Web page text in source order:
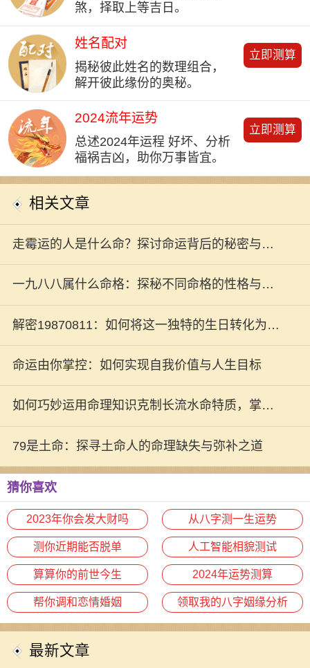
煞，择取上等吉日。
姓名配对
揭秘彼此姓名的数理组合，
解开彼此缘份的奥秘。
立即测算
2024流年运势
总述2024年运程 好坏、分析
福祸吉凶，助你万事皆宜。
立即测算
相关文章
走霉运的人是什么命？探讨命运背后的秘密与哲
学
一九八八属什么命格：探秘不同命格的性格与人
生轨迹
解密19870811：如何将这一独特的生日转化为人
生的契机
命运由你掌控：如何实现自我价值与人生目标
如何巧妙运用命理知识克制长流水命特质，掌控
人生的方向与命运
79是土命：探寻土命人的命理缺失与弥补之道
猜你喜欢
2023年你会发大财吗 从八字测一生运势
测你近期能否脱单 人工智能相貌测试
算算你的前世今生 2024年运势测算
帮你调和恋情婚姻 领取我的八字姻缘分析
最新文章